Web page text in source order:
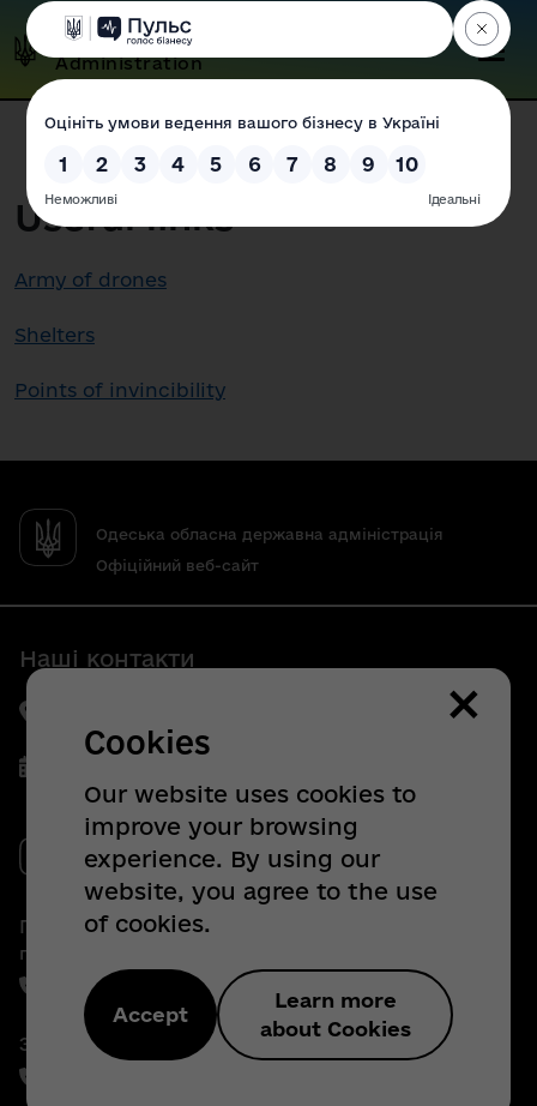
Odesa Regional State
Administration
Useful links
Army of drones
Shelters
Points of invincibility
Одеська обласна державна адміністрація
Офіційний веб-сайт
Наші контакти
Пт. з 09.00 до 16.45
Гаряча лінія з питань внутрішньо
переміщених осіб:
+38 (067) 304 - 91 - 95
Звернення громадян:
×
Cookies
Our website uses cookies to
improve your browsing
experience. By using our
website, you agree to the use
of cookies.
Accept
Learn more
about Cookies